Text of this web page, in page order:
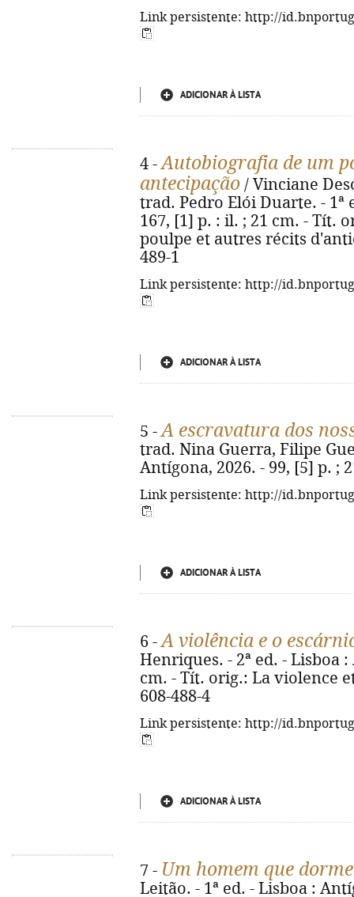
Link persistente: http://
ADICIONAR À LISTA
4 -Autobiografia de um
antecipação / Vinciane
trad. Pedro Elói Duarte. - 1ª
167, [1] p. : il. ; 21 cm. - Tít.
poulpe et autres récits
489-1
Link persistente: http://
ADICIONAR À LISTA
5 -A escravatura dos
trad. Nina Guerra, Filipe
Antígona, 2026. - 99, [5] p. ;
Link persistente: http://
ADICIONAR À LISTA
6 -A violência e o
Henriques. - 2ª ed. - Lisboa
cm. - Tít. orig.: La violence
608-488-4
Link persistente: http://
ADICIONAR À LISTA
7 - Um homem que dorme
Leitão. - 1ª ed. - Lisboa :